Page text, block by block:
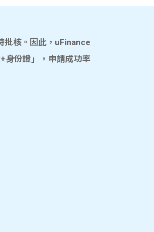
批核。因此，uFinance
身份證」，申請成功率